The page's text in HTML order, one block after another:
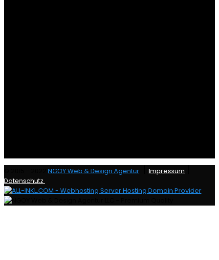
NGOY Web & Design Agentur Impressum
Datenschutz